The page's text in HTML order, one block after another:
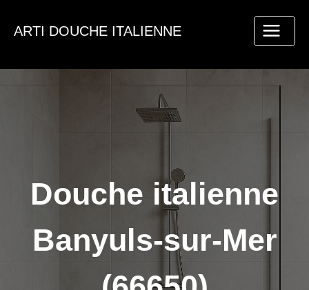
ARTI DOUCHE ITALIENNE
Douche italienne
Banyuls-sur-Mer